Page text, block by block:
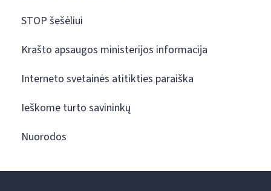
STOP šešėliui
Krašto apsaugos ministerijos informacija
Interneto svetainės atitikties paraiška
Ieškome turto savininkų
Nuorodos